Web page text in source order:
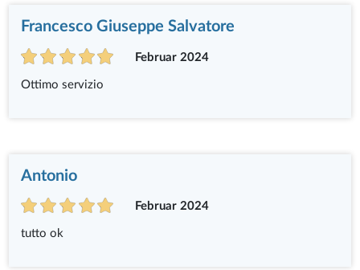
Francesco Giuseppe Salvatore
Februar 2024
Ottimo servizio
Antonio
Februar 2024
tutto ok